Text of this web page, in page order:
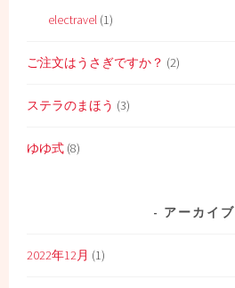
electravel (1)
ご注文はうさぎですか？ (2)
ステラのまほう (3)
ゆゆ式 (8)
アーカイブ
2022年12月 (1)